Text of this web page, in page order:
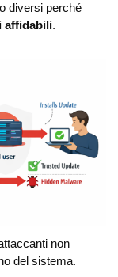
diversi perché
affidabili.
non
del sistema.